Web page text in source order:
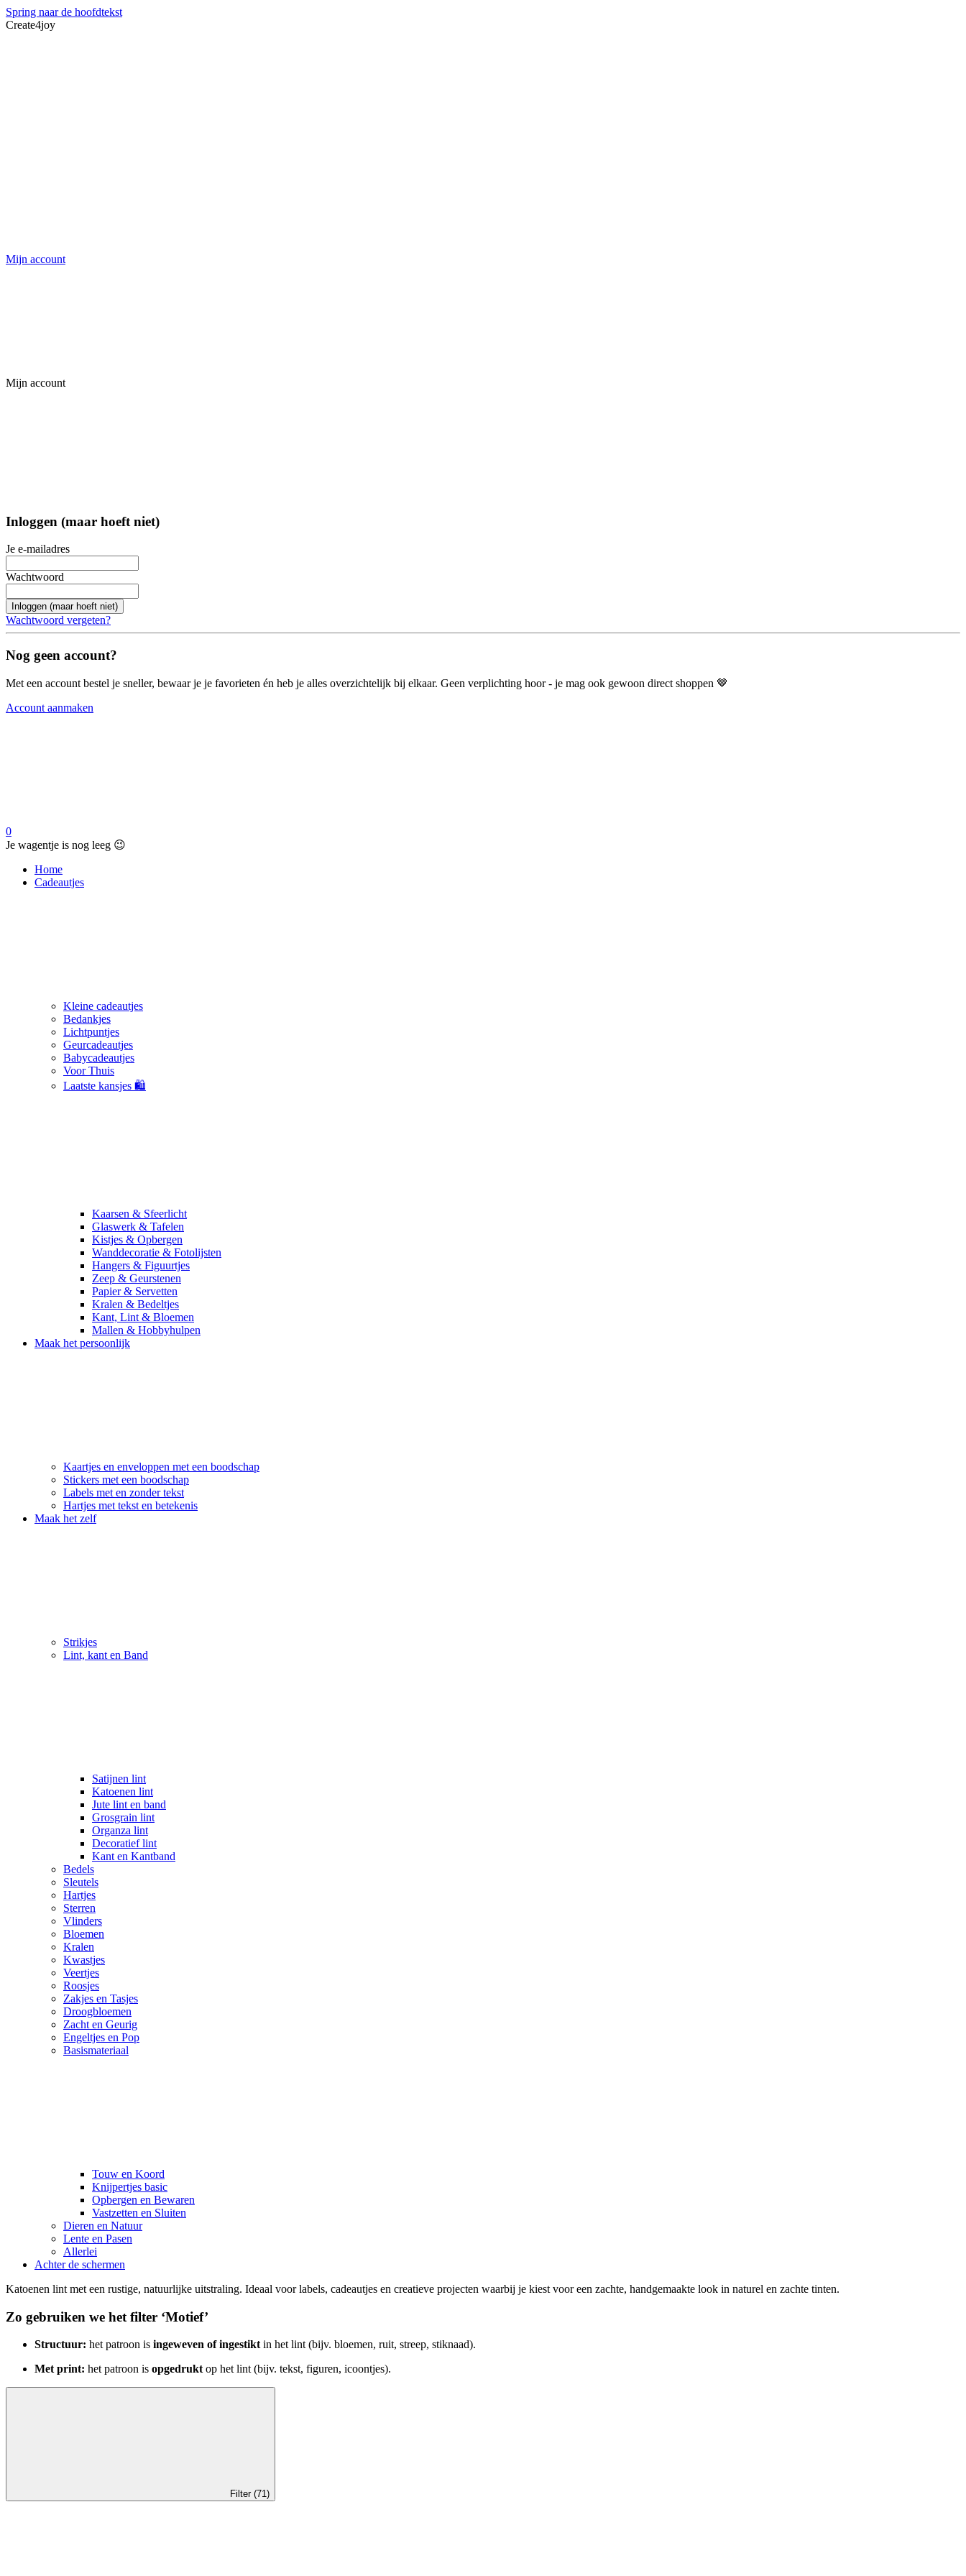
Spring naar de hoofdtekst
Create4joy
Mijn account
Mijn account
Inloggen (maar hoeft niet)
Je e-mailadres
Wachtwoord
Inloggen (maar hoeft niet)
Wachtwoord vergeten?
Nog geen account?
Met een account bestel je sneller, bewaar je je favorieten én heb je alles overzichtelijk bij elkaar. Geen verplichting hoor - je mag ook gewoon direct shoppen 🤎
Account aanmaken
0
Je wagentje is nog leeg 😉
Home
Cadeautjes
Kleine cadeautjes
Bedankjes
Lichtpuntjes
Geurcadeautjes
Babycadeautjes
Voor Thuis
Laatste kansjes 🛍️
Kaarsen & Sfeerlicht
Glaswerk & Tafelen
Kistjes & Opbergen
Wanddecoratie & Fotolijsten
Hangers & Figuurtjes
Zeep & Geurstenen
Papier & Servetten
Kralen & Bedeltjes
Kant, Lint & Bloemen
Mallen & Hobbyhulpen
Maak het persoonlijk
Kaartjes en enveloppen met een boodschap
Stickers met een boodschap
Labels met en zonder tekst
Hartjes met tekst en betekenis
Maak het zelf
Strikjes
Lint, kant en Band
Satijnen lint
Katoenen lint
Jute lint en band
Grosgrain lint
Organza lint
Decoratief lint
Kant en Kantband
Bedels
Sleutels
Hartjes
Sterren
Vlinders
Bloemen
Kralen
Kwastjes
Veertjes
Roosjes
Zakjes en Tasjes
Droogbloemen
Zacht en Geurig
Engeltjes en Pop
Basismateriaal
Touw en Koord
Knijpertjes basic
Opbergen en Bewaren
Vastzetten en Sluiten
Dieren en Natuur
Lente en Pasen
Allerlei
Achter de schermen
Katoenen lint met een rustige, natuurlijke uitstraling. Ideaal voor labels, cadeautjes en creatieve projecten waarbij je kiest voor een zachte, handgemaakte look in naturel en zachte tinten.
Zo gebruiken we het filter ‘Motief’
Structuur: het patroon is ingeweven of ingestikt in het lint (bijv. bloemen, ruit, streep, stiknaad).
Met print: het patroon is opgedrukt op het lint (bijv. tekst, figuren, icoontjes).
Filter (71)